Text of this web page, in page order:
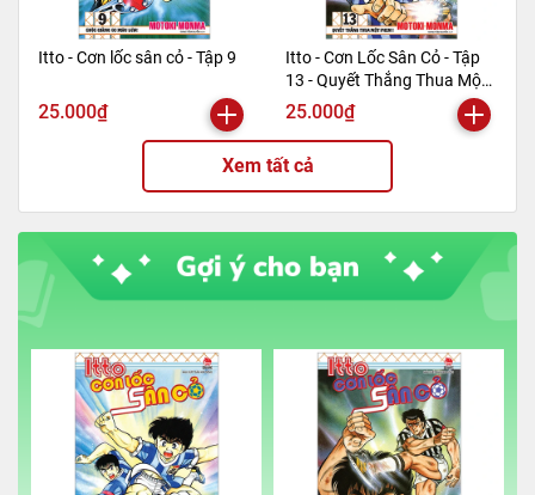
Itto - Cơn lốc sân cỏ - Tập 9
25.000₫
Itto - Cơn Lốc Sân Cỏ - Tập
13 - Quyết Thắng Thua Một
Phen!! (Tái Bản 2024)
25.000₫
Xem tất cả